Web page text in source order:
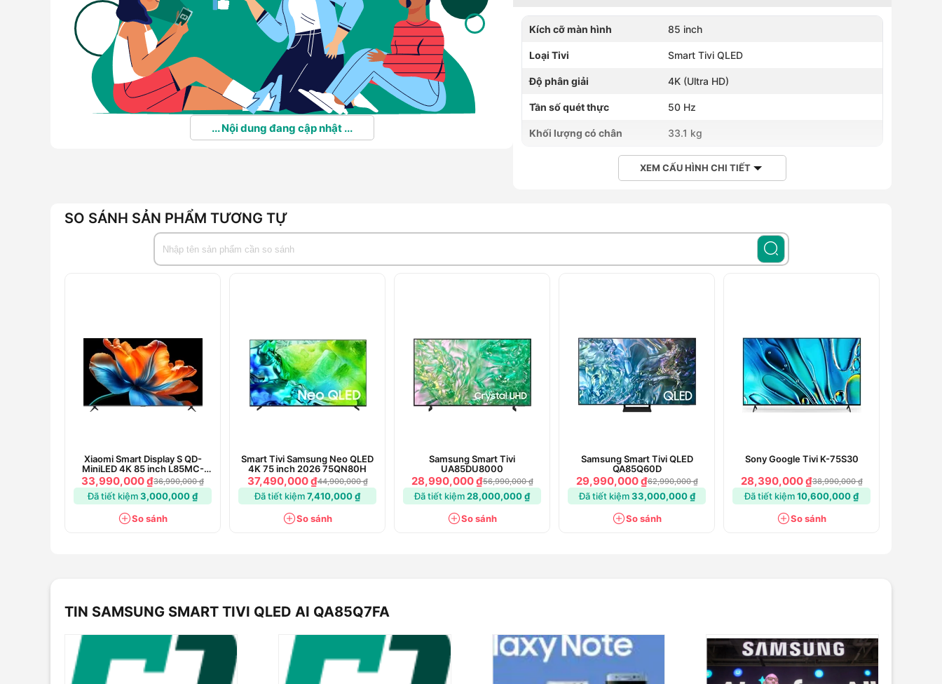
... Nội dung đang cập nhật ...
Kích cỡ màn hình 85 inch
Loại Tivi Smart Tivi QLED
Độ phân giải 4K (Ultra HD)
Tần số quét thực 50 Hz
Khối lượng có chân 33.1 kg
XEM CẤU HÌNH CHI TIẾT
SO SÁNH SẢN PHẨM TƯƠNG TỰ
Xiaomi Smart Display S QD-
MiniLED 4K 85 inch L85MC-
STWN
33,990,000 ₫36,990,000 ₫
Đã tiết kiệm3,000,000 ₫
So sánh
Smart Tivi Samsung Neo QLED
4K 75 inch 2026 75QN80H
37,490,000 ₫44,900,000 ₫
Đã tiết kiệm7,410,000 ₫
So sánh
Samsung Smart Tivi
UA85DU8000
28,990,000 ₫56,990,000 ₫
Đã tiết kiệm28,000,000 ₫
So sánh
Samsung Smart Tivi QLED
QA85Q60D
29,990,000 ₫62,990,000 ₫
Đã tiết kiệm33,000,000 ₫
So sánh
Sony Google Tivi K-75S30
28,390,000 ₫38,990,000 ₫
Đã tiết kiệm10,600,000 ₫
So sánh
TIN SAMSUNG SMART TIVI QLED AI QA85Q7FA